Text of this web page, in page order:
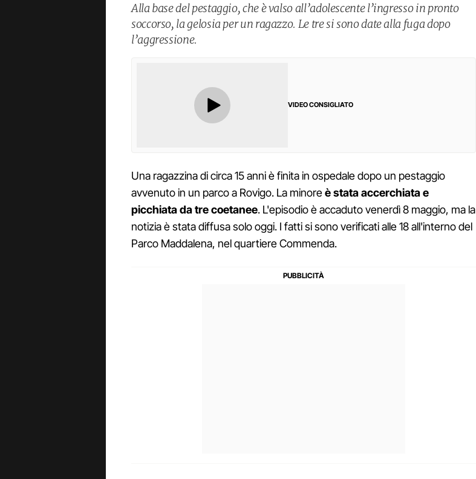
Alla base del pestaggio, che è valso all’adolescente l’ingresso in pronto
soccorso, la gelosia per un ragazzo. Le tre si sono date alla fuga dopo
l’aggressione.
VIDEO CONSIGLIATO
Una ragazzina di circa 15 anni è finita in ospedale dopo un pestaggio
avvenuto in un parco a Rovigo. La minoreè stata accerchiata e
picchiata da tre coetanee. L'episodio è accaduto venerdì 8 maggio, ma la
notizia è stata diffusa solo oggi. I fatti si sono verificati alle 18 all'interno del
Parco Maddalena, nel quartiere Commenda.